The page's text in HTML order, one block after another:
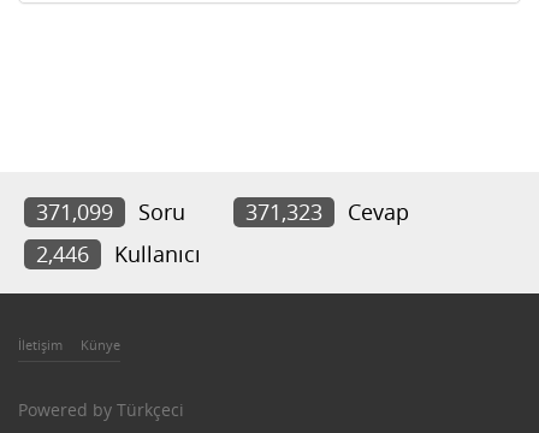
371,099 Soru 371,323
Cevap
2,446
Kullanıcı
İletişim Künye
Powered by Türkçeci